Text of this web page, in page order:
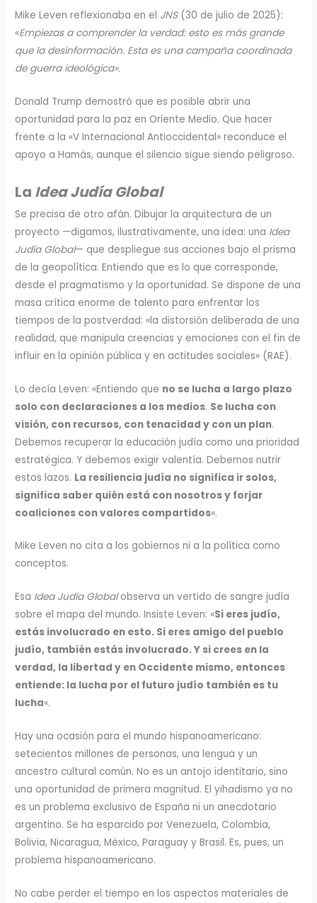
Mike Leven reflexionaba en el JNS(30 de julio de 2025):
«Empiezas a comprender la verdad: esto es más grande
que la desinformación. Esta es una campaña coordinada
de guerra ideológica».
Donald Trump demostró que es posible abrir una
oportunidad para la paz en Oriente Medio. Que hacer
frente a la «V Internacional Antioccidental» reconduce el
apoyo a Hamás, aunque el silencio sigue siendo peligroso.
La Idea Judía Global
Se precisa de otro afán. Dibujar la arquitectura de un
proyecto —digamos, ilustrativamente, una idea: una Idea
Judía Global— que despliegue sus acciones bajo el prisma
de la geopolítica. Entiendo que es lo que corresponde,
desde el pragmatismo y la oportunidad. Se dispone de una
masa crítica enorme de talento para enfrentar los
tiempos de la postverdad: «la distorsión deliberada de una
realidad, que manipula creencias y emociones con el fin de
influir en la opinión pública y en actitudes sociales» (RAE).
Lo decía Leven: «Entiendo que no se lucha a largo plazo
solo con declaraciones a los medios. Se lucha con
visión, con recursos, con tenacidad y con un plan.
Debemos recuperar la educación judía como una prioridad
estratégica. Y debemos exigir valentía. Debemos nutrir
estos lazos. La resiliencia judía no significa ir solos,
significa saber quién está con nosotros y forjar
coaliciones con valores compartidos«.
Mike Leven no cita a los gobiernos ni a la política como
conceptos.
Esa Idea Judía Globalobserva un vertido de sangre judía
sobre el mapa del mundo. Insiste Leven: «Si eres judío,
estás involucrado en esto. Si eres amigo del pueblo
judío, también estás involucrado. Y si crees en la
verdad, la libertad y en Occidente mismo, entonces
entiende: la lucha por el futuro judío también es tu
lucha«.
Hay una ocasión para el mundo hispanoamericano:
setecientos millones de personas, una lengua y un
ancestro cultural común. No es un antojo identitario, sino
una oportunidad de primera magnitud. El yihadismo ya no
es un problema exclusivo de España ni un anecdotario
argentino. Se ha esparcido por Venezuela, Colombia,
Bolivia, Nicaragua, México, Paraguay y Brasil. Es, pues, un
problema hispanoamericano.
No cabe perder el tiempo en los aspectos materiales de